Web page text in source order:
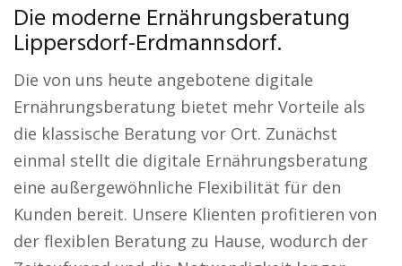
Die moderne Ernährungsberatung
Lippersdorf-Erdmannsdorf.
Die von uns heute angebotene digitale
Ernährungsberatung bietet mehr Vorteile als
die klassische Beratung vor Ort. Zunächst
einmal stellt die digitale Ernährungsberatung
eine außergewöhnliche Flexibilität für den
Kunden bereit. Unsere Klienten profitieren von
der flexiblen Beratung zu Hause, wodurch der